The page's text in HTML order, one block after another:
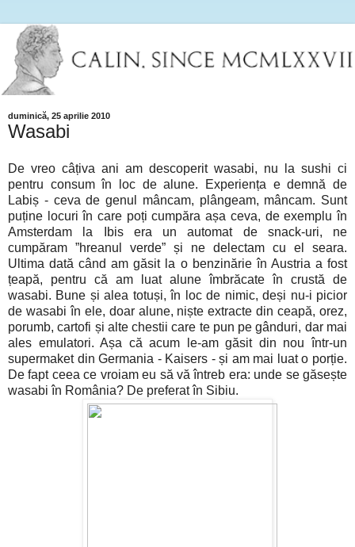
duminică, 25 aprilie 2010
Wasabi
De vreo câțiva ani am descoperit wasabi, nu la sushi ci
pentru consum în loc de alune. Experiența e demnă de
Labiș - ceva de genul mâncam, plângeam, mâncam. Sunt
puține locuri în care poți cumpăra așa ceva, de exemplu în
Amsterdam la Ibis era un automat de snack-uri, ne
cumpăram ”hreanul verde” și ne delectam cu el seara.
Ultima dată când am găsit la o benzinărie în Austria a fost
țeapă, pentru că am luat alune îmbrăcate în crustă de
wasabi. Bune și alea totuși, în loc de nimic, deși nu-i picior
de wasabi în ele, doar alune, niște extracte din ceapă, orez,
porumb, cartofi și alte chestii care te pun pe gânduri, dar mai
ales emulatori. Așa că acum le-am găsit din nou într-un
supermaket din Germania - Kaisers - și am mai luat o porție.
De fapt ceea ce vroiam eu să vă întreb era: unde se găsește
wasabi în România? De preferat în Sibiu.